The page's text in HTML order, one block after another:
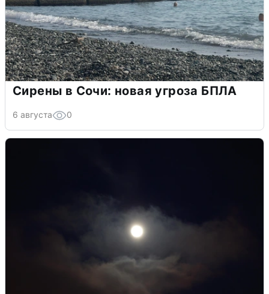
Сирены в Сочи: новая угроза БПЛА
6 августа 0